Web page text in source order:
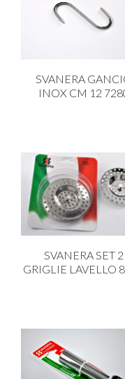
SVANERA
INOX CM 12
SVANERA SET 2
GRIGLIE LAVELLO